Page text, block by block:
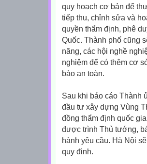
quy hoạch cơ bản để
tiếp thu, chỉnh sửa và
quyền thẩm định, phê
Quốc. Thành phố cũng
năng, các hội nghề
nghiệm để có thêm cơ
bảo an toàn.
Sau khi báo cáo Thành
đầu tư xây dựng Vùng
đồng thẩm định quốc
được trình Thủ tướng,
hành yêu cầu. Hà Nội
quy định.